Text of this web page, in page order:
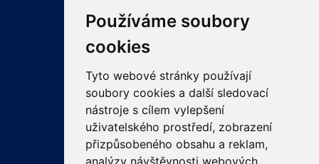
Používáme soubory
cookies
Tyto webové stránky používají
soubory cookies a další sledovací
nástroje s cílem vylepšení
uživatelského prostředí, zobrazení
přizpůsobeného obsahu a reklam,
analýzy návštěvnosti webových
ODKAZY
PRO LÉKAŘE
PRO VEŘEJNOST
VZDĚLÁVÁNÍ